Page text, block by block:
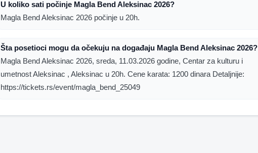
U koliko sati počinje Magla Bend Aleksinac 2026?
Magla Bend Aleksinac 2026 počinje u 20h.
Šta posetioci mogu da očekuju na događaju Magla Bend Aleksinac 2026?
Magla Bend Aleksinac 2026, sreda, 11.03.2026 godine, Centar za kulturu i
umetnost Aleksinac , Aleksinac u 20h. Cene karata: 1200 dinara Detaljnije:
https://tickets.rs/event/magla_bend_25049